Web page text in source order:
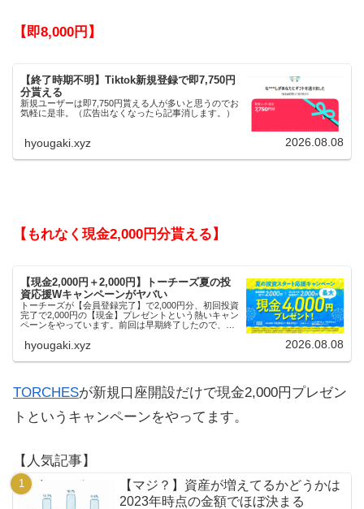
【即8,000円】
【終了時期不明】Tiktok新規登録で即7,750円
分貰える
新規ユーザーは即7,750円貰える人が多いと思うのでお
気軽に是非。（広告出なくなったら記事消します。）
hyougaki.xyz 2026.08.08
【もれなく現金2,000円分貰える】
【現金2,000円＋2,000円】トーチーズ夏の投
資応援Wキャンペーンがヤバい
トーチーズが【会員登録完了】で2,000円分、初回投資
完了で2,000円の【現金】プレゼントという熱いキャン
ペーンをやっています。前回は早期終了したので、使
hyougaki.xyz 2026.08.08
TORCHESが新規口座開設だけで現金2,000円プレゼン
トというキャンペーンをやってます。
【人気記事】
【マジ？】資産が増えてるかどうかは
2023年時点の金額でほぼ決まる